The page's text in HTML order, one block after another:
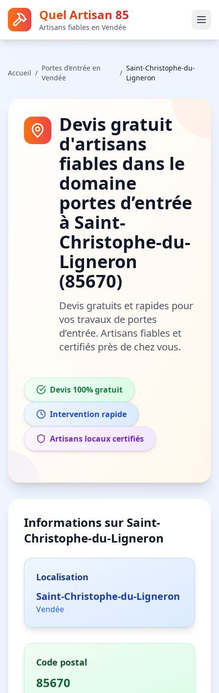
Quel Artisan 85
Artisans fiables en Vendée
Accueil /
Portes d’entrée en
Vendée
/
Saint-Christophe-du-
Ligneron
Devis gratuit
d'artisans
fiables dans le
domaine
portes d’entrée
à Saint-
Christophe-du-
Ligneron
(85670)
Devis gratuits et rapides pour
vos travaux de portes
d’entrée. Artisans fiables et
certifiés près de chez vous.
Devis 100% gratuit
Intervention rapide
Artisans locaux certifiés
Informations sur Saint-
Christophe-du-Ligneron
Localisation
Saint-Christophe-du-Ligneron
Vendée
Code postal
85670